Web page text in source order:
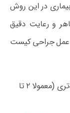
در این روش
و رعایت دقیق
عمل جراحی کیست
بیمار در مدت زمان کوتاه‌تری (معمولا ۲ تا